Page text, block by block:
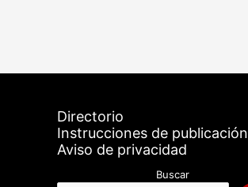
Directorio
Instrucciones de publicación
Aviso de privacidad
Buscar